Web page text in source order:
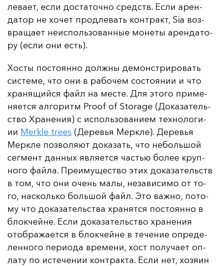
ле­ва­ет, ес­ли дос­та­точ­но средств. Ес­ли арен­
да­тор не хо­чет прод­ле­вать кон­тракт, Sia воз­
вра­ща­ет не­ис­поль­зо­ван­ные мо­не­ты арен­да­то­
ру (ес­ли они есть).
Хос­ты пос­то­ян­но дол­жны де­монс­три­ро­вать
сис­те­ме, что они в ра­бо­чем сос­то­янии и что
хра­ня­щий­ся файл на мес­те. Для это­го при­ме­
ня­ет­ся ал­го­ритм Proof of Storage (До­ка­за­тель­
ство Хра­не­ния) с ис­поль­зо­ва­ни­ем тех­но­ло­ги­
ии Merkle trees (Де­ревья Мер­кле). Де­ревья
Мер­кле поз­во­ля­ют до­ка­зать, что не­боль­шой
сег­мент дан­ных яв­ля­ет­ся частью бо­лее круп­
но­го фай­ла. Пре­иму­щес­тво этих до­ка­за­тель­ств
в том, что они очень ма­лы, не­за­ви­си­мо от то­
го, нас­коль­ко боль­шой файл. Это важ­но, по­то­
му что до­ка­за­тель­ства хра­нят­ся пос­то­ян­но в
блок­чей­не. Ес­ли до­ка­за­тель­ство хра­не­ния
отоб­ра­жа­ет­ся в блок­чей­не в те­че­ние оп­ре­де­
лен­но­го пе­ри­ода вре­ме­ни, хост по­лу­ча­ет оп­
ла­ту по ис­те­че­нии кон­трак­та. Ес­ли нет, хо­зя­ин